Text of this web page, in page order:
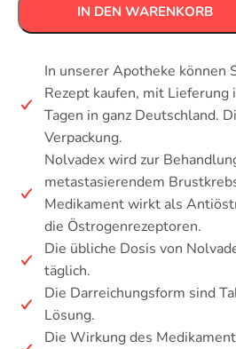
IN DEN WARENKORB
In unserer Apotheke können
Rezept kaufen, mit Lieferung
Tagen in ganz Deutschland.
Verpackung.
Nolvadex wird zur
metastasierendem
Medikament wirkt als
die Östrogenrezeptoren.
Die übliche Dosis von
täglich.
Die Darreichungsform sind
Lösung.
Die Wirkung des